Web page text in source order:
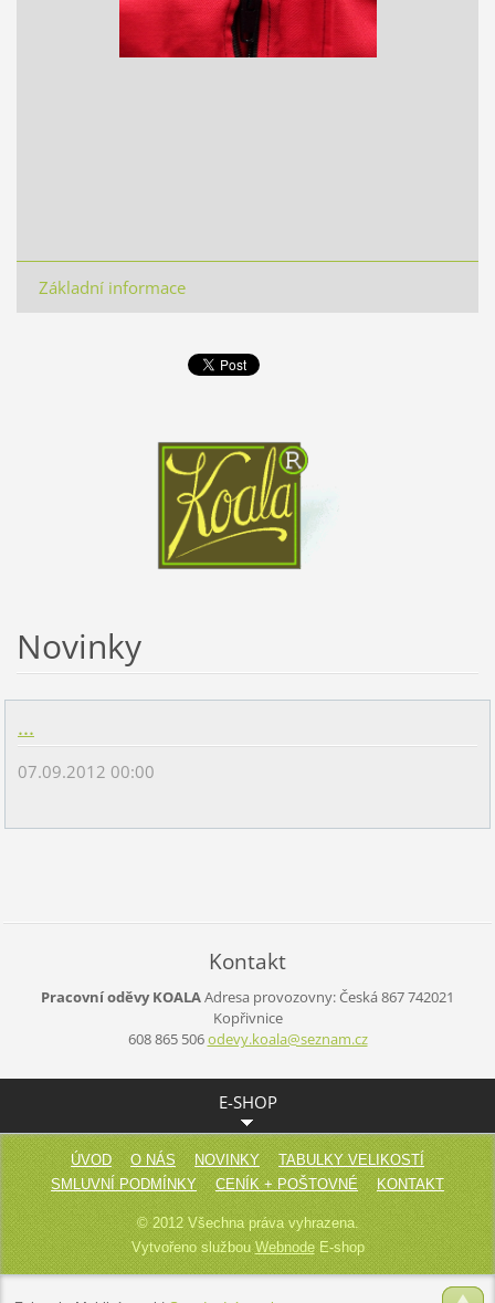
Základní informace
Novinky
...
07.09.2012 00:00
Kontakt
Pracovní oděvy KOALAAdresa provozovny:Česká 867742021
Kopřivnice
608 865 506odevy.koala@seznam.cz
E-SHOP
ÚVOD O NÁS NOVINKY
TABULKY VELIKOSTÍ
SMLUVNÍ PODMÍNKY
CENÍK + POŠTOVNÉ KONTAKT
© 2012 Všechna práva vyhrazena.
Vytvořeno službouWebnodeE-shop